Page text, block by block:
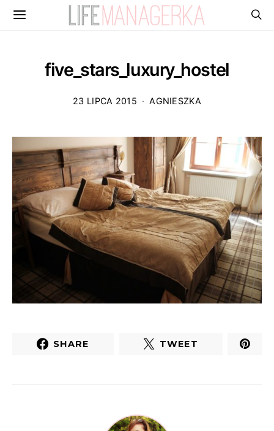
five_stars_luxury_hostel
23 LIPCA 2015 AGNIESZKA
SHARE TWEET